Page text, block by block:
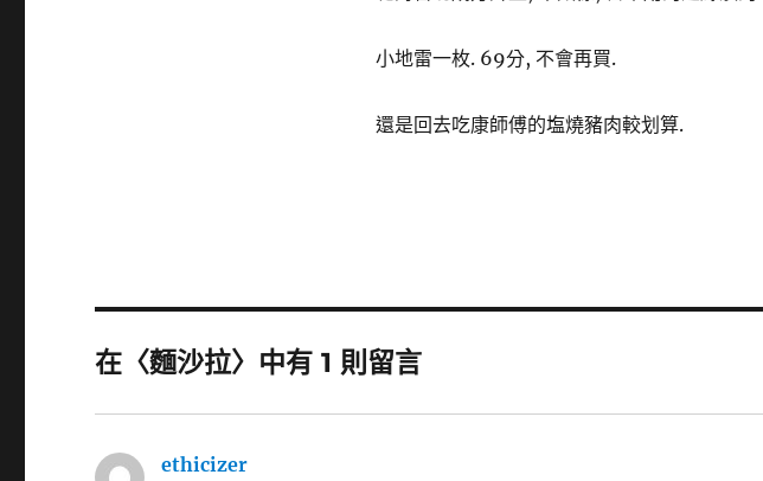
小地雷一枚. 69分, 不會再買.
還是回去吃康師傅的塩燒豬肉較划算.
在〈麵沙拉〉中有 1 則留言
ethicizer